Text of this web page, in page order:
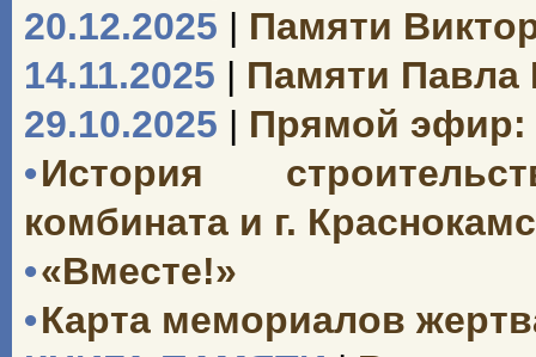
20.12.2025 | Памяти
14.11.2025 | Памяти Павла
29.10.2025 | Прямой эфир:
•История
комбината и г.
•«Вместе!»
•Карта мемориалов